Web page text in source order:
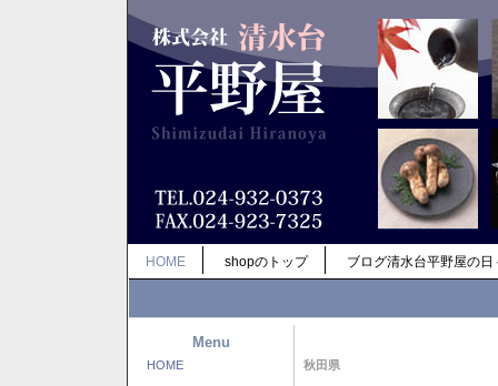
HOME shopのトップ ブログ清水台平野屋の日
Menu
HOME 秋田県